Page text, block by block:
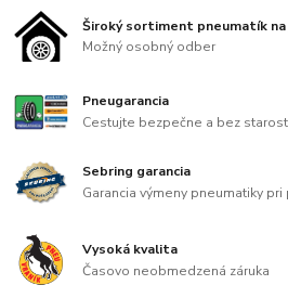
Široký sortiment pneumatík
Možný osobný odber
Pneugarancia
Cestujte bezpečne a bez
Sebring garancia
Garancia výmeny pneumatiky
Vysoká kvalita
Časovo neobmedzená záruka